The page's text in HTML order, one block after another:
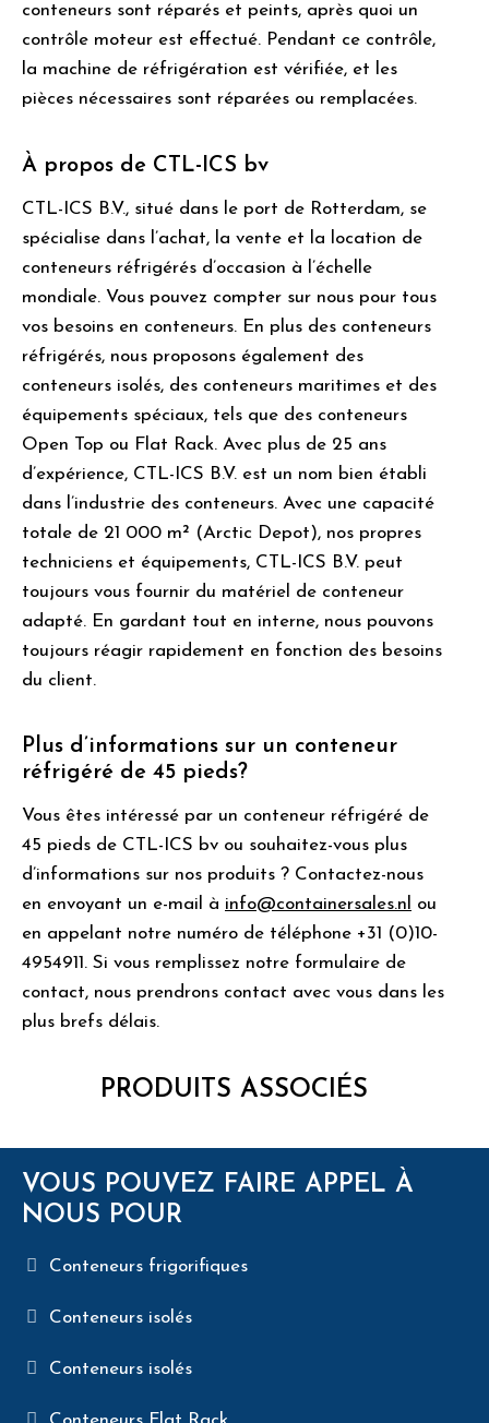
conteneurs sont réparés et peints, après quoi un
contrôle moteur est effectué. Pendant ce contrôle,
la machine de réfrigération est vérifiée, et les
pièces nécessaires sont réparées ou remplacées.
À propos de CTL-ICS bv
CTL-ICS B.V., situé dans le port de Rotterdam, se
spécialise dans l’achat, la vente et la location de
conteneurs réfrigérés d’occasion à l’échelle
mondiale. Vous pouvez compter sur nous pour tous
vos besoins en conteneurs. En plus des conteneurs
réfrigérés, nous proposons également des
conteneurs isolés, des conteneurs maritimes et des
équipements spéciaux, tels que des conteneurs
Open Top ou Flat Rack. Avec plus de 25 ans
d’expérience, CTL-ICS B.V. est un nom bien établi
dans l’industrie des conteneurs. Avec une capacité
totale de 21 000 m² (Arctic Depot), nos propres
techniciens et équipements, CTL-ICS B.V. peut
toujours vous fournir du matériel de conteneur
adapté. En gardant tout en interne, nous pouvons
toujours réagir rapidement en fonction des besoins
du client.
Plus d’informations sur un conteneur
réfrigéré de 45 pieds?
Vous êtes intéressé par un conteneur réfrigéré de
45 pieds de CTL-ICS bv ou souhaitez-vous plus
d’informations sur nos produits ? Contactez-nous
en envoyant un e-mail à info@containersales.nl
ou
en appelant notre numéro de téléphone +31 (0)10-
4954911. Si vous remplissez notre formulaire de
contact, nous prendrons contact avec vous dans les
plus brefs délais.
PRODUITS ASSOCIÉS
VOUS POUVEZ FAIRE APPEL À
NOUS POUR
Conteneurs frigorifiques
Conteneurs isolés
Conteneurs isolés